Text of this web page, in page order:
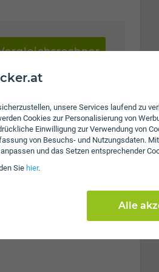
unsere Services laufend zu
Cookies zur Personalisierung von
Einwilligung zur Verwendung von
von Besuchs- und Nutzungsdaten.
und das Setzen entsprechender
Sie hier.
Alle
St. Andrä, Wallfahrtskirche
0,9 km2. Die Schulden pro
von 8 Tsd.
liegt St. Andrä im 2. Quartil
betrugen 2009 14,5 Mio.
liegt bei rund -0,4% pro
10,5 Tsd. Einwohner). Die
der unter 20-